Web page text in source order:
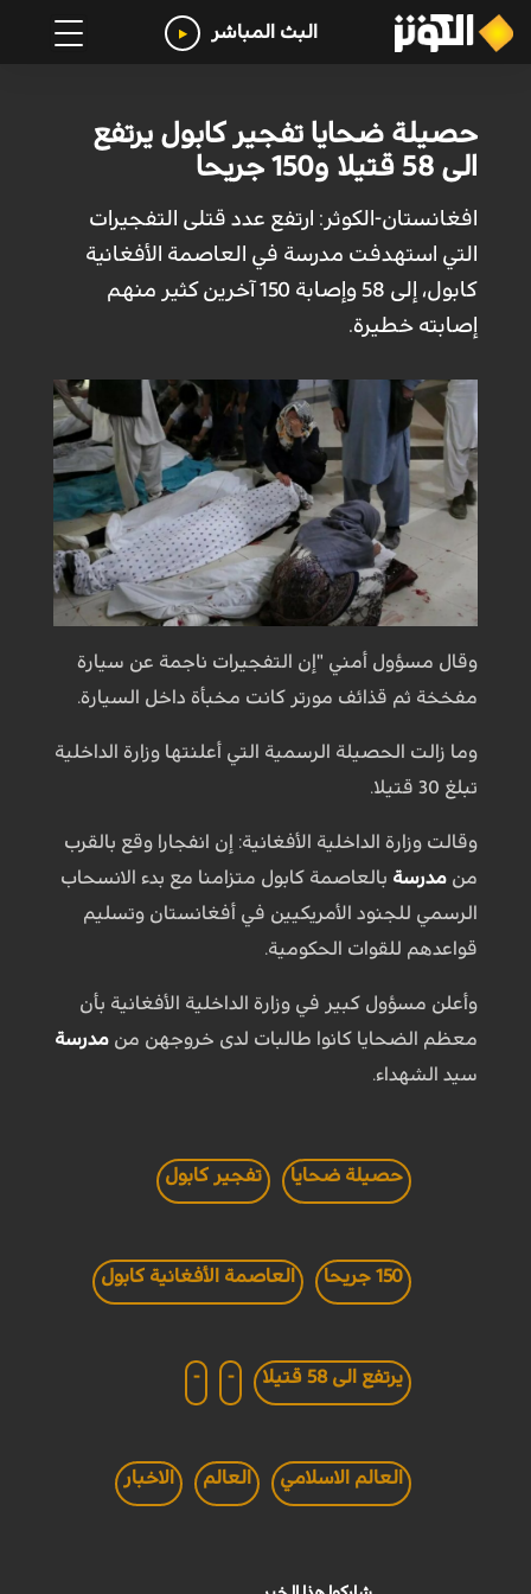
البث المباشر
حصيلة ضحايا تفجير كابول يرتفع
الى 58 قتيلا و150 جريحا
افغانستان-الكوثر: ارتفع عدد قتلى التفجيرات
التي استهدفت مدرسة في العاصمة الأفغانية
كابول، إلى 58 وإصابة 150 آخرين كثير منهم
إصابته خطيرة.
وقال مسؤول أمني "إن التفجيرات ناجمة عن سيارة
مفخخة ثم قذائف مورتر كانت مخبأة داخل السيارة.
وما زالت الحصيلة الرسمية التي أعلنتها وزارة الداخلية
تبلغ 30 قتيلا.
وقالت وزارة الداخلية الأفغانية: إن انفجارا وقع بالقرب
من مدرسة بالعاصمة كابول متزامنا مع بدء الانسحاب
الرسمي للجنود الأمريكيين في أفغانستان وتسليم
قواعدهم للقوات الحكومية.
وأعلن مسؤول كبير في وزارة الداخلية الأفغانية بأن
معظم الضحايا كانوا طالبات لدى خروجهن من مدرسة
سيد الشهداء.
حصيلة ضحايا تفجير كابول
150 جريحا العاصمة الأفغانية كابول
يرتفع الى 58 قتيلا -
-
العالم الاسلامي العالم الاخبار